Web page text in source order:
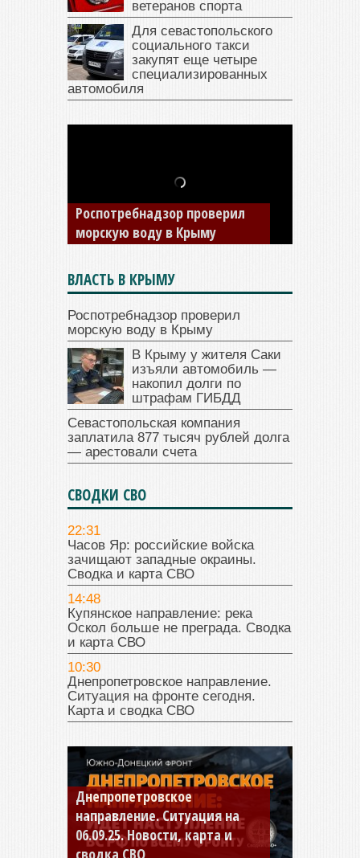
ветеранов спорта
Для севастопольского
социального такси
закупят еще четыре
специализированных
автомобиля
В Крыму у жителя Саки
изъяли автомобиль —
накопил долги по штрафам
ГИБДД
ВЛАСТЬ В КРЫМУ
Роспотребнадзор проверил
морскую воду в Крыму
В Крыму у жителя Саки
изъяли автомобиль —
накопил долги по
штрафам ГИБДД
Севастопольская компания
заплатила 877 тысяч рублей долга
— арестовали счета
СВОДКИ СВО
22:31
Часов Яр: российские войска
зачищают западные окраины.
Сводка и карта СВО
14:48
Купянское направление: река
Оскол больше не преграда. Сводка
и карта СВО
10:30
Днепропетровское направление.
Ситуация на фронте сегодня.
Карта и сводка СВО
Константиновское
направление. Ситуация на
04.09.25 Новости, карта и
сводка СВО